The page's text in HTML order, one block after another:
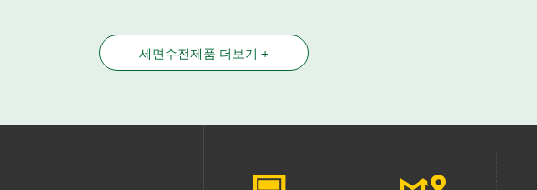
세면수전제품 더보기 +